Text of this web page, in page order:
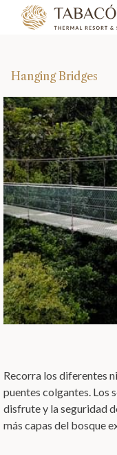
Hanging Bridges
Recorra los diferentes
puentes colgantes. Los
disfrute y la seguridad
más capas del bosque